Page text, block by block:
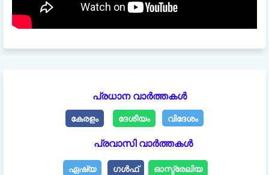
പ്രധാന വാർത്തകൾ
കേരളം ദേശീയം വിദേശം
പ്രവാസി വാർത്തകൾ
ഏഷ്യ ഗൾഫ് ഓസ്ട്രേലിയ